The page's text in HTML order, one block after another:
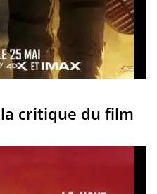
critique du film